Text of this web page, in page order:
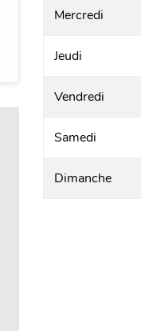
Mercredi
Jeudi
Vendredi
Samedi
Dimanche